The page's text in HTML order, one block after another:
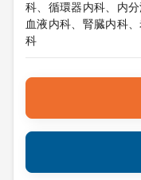
科、循環器内科、内
血液内科、腎臓内科
科